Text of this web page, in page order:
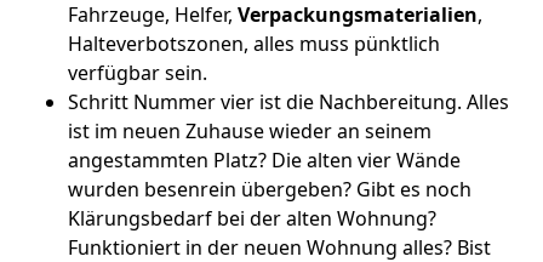
Fahrzeuge, Helfer, Verpackungsmaterialien,
Halteverbotszonen, alles muss pünktlich
verfügbar sein.
Schritt Nummer vier ist die Nachbereitung. Alles
ist im neuen Zuhause wieder an seinem
angestammten Platz? Die alten vier Wände
wurden besenrein übergeben? Gibt es noch
Klärungsbedarf bei der alten Wohnung?
Funktioniert in der neuen Wohnung alles? Bist